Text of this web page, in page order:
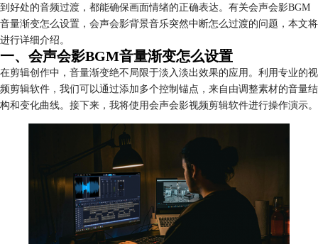
到好处的音频过渡，都能确保画面情绪的正确表达。有关会声会影BGM
音量渐变怎么设置，会声会影背景音乐突然中断怎么过渡的问题，本文将
进行详细介绍。
一、会声会影BGM音量渐变怎么设置
在剪辑创作中，音量渐变绝不局限于淡入淡出效果的应用。利用专业的视
频剪辑软件，我们可以通过添加多个控制锚点，来自由调整素材的音量结
构和变化曲线。接下来，我将使用会声会影视频剪辑软件进行操作演示。